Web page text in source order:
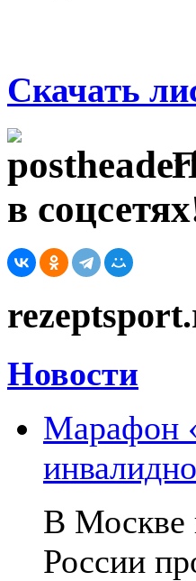
Скачать
в
Новости
Марафон
В Москве
России